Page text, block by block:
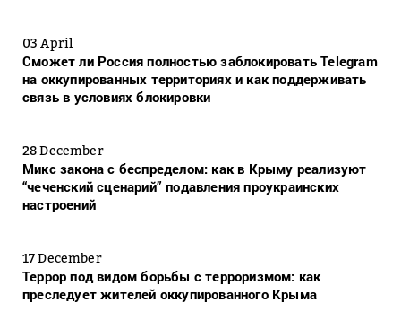
03 April
Сможет ли Россия полностью заблокировать Telegram
на оккупированных территориях и как поддерживать
связь в условиях блокировки
28 December
Микс закона с беспределом: как в Крыму реализуют
“чеченский сценарий” подавления проукраинских
настроений
17 December
Террор под видом борьбы с терроризмом: как
преследует жителей оккупированного Крыма